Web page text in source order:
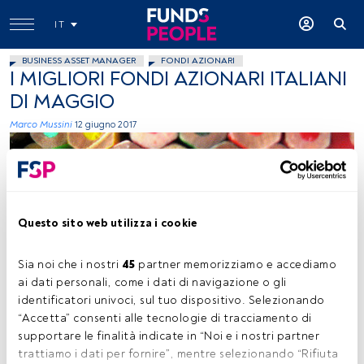
Questo sito web utilizza i cookie
Sia noi che i nostri 45 partner memorizziamo e accediamo
ai dati personali, come i dati di navigazione o gli
identificatori univoci, sul tuo dispositivo. Selezionando
“Accetta” consenti alle tecnologie di tracciamento di
supportare le finalità indicate in “Noi e i nostri partner
trattiamo i dati per fornire”, mentre selezionando “Rifiuta
IT
BUSINESS ASSET MANAGER FONDI AZIONARI
I MIGLIORI FONDI AZIONARI ITALIANI
DI MAGGIO
Marco Mussini 12 giugno 2017
Caro Wallis, Flickr, Creative Commons
Tempo di lettura:2 min.